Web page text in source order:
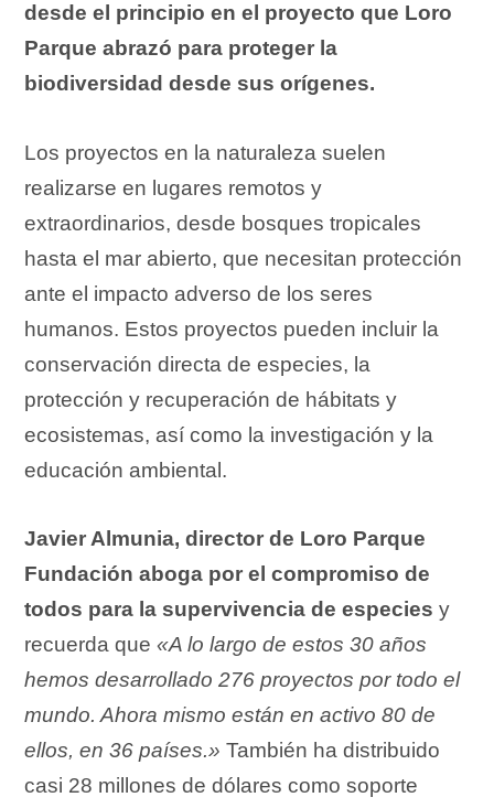
desde el principio en el proyecto que Loro
Parque abrazó para proteger la
biodiversidad desde sus orígenes.
Los proyectos en la naturaleza suelen
realizarse en lugares remotos y
extraordinarios, desde bosques tropicales
hasta el mar abierto, que necesitan protección
ante el impacto adverso de los seres
humanos. Estos proyectos pueden incluir la
conservación directa de especies, la
protección y recuperación de hábitats y
ecosistemas, así como la investigación y la
educación ambiental.
Javier Almunia, director de Loro Parque
Fundación aboga por el compromiso de
todos para la supervivencia de especies y
recuerda que«A lo largo de estos 30 años
hemos desarrollado 276 proyectos por todo el
mundo. Ahora mismo están en activo 80 de
ellos, en 36 países.» También ha distribuido
casi 28 millones de dólares como soporte